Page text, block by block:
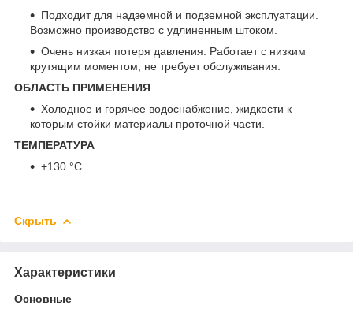
Подходит для надземной и подземной эксплуатации.
Возможно производство с удлиненным штоком.
Очень низкая потеря давления. Работает с низким
крутящим моментом, не требует обслуживания.
ОБЛАСТЬ ПРИМЕНЕНИЯ
Холодное и горячее водоснабжение, жидкости к
которым стойки материалы проточной части.
ТЕМПЕРАТУРА
+130 °C
Скрыть
Характеристики
Основные